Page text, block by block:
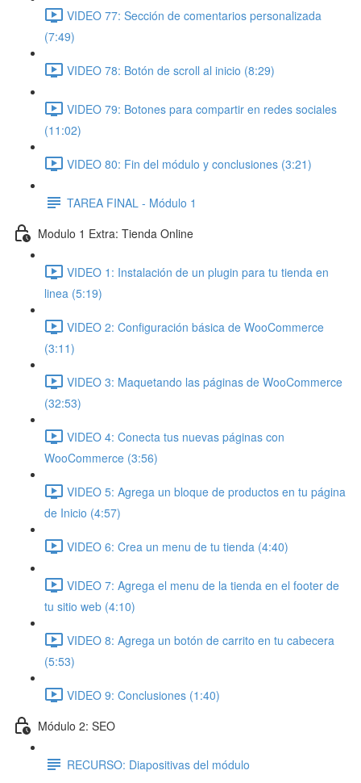
VIDEO 77: Sección de comentarios personalizada
(7:49)
VIDEO 78: Botón de scroll al inicio (8:29)
VIDEO 79: Botones para compartir en redes sociales
(11:02)
VIDEO 80: Fin del módulo y conclusiones (3:21)
TAREA FINAL - Módulo 1
Modulo 1 Extra: Tienda Online
VIDEO 1: Instalación de un plugin para tu tienda en
linea (5:19)
VIDEO 2: Configuración básica de WooCommerce
(3:11)
VIDEO 3: Maquetando las páginas de WooCommerce
(32:53)
VIDEO 4: Conecta tus nuevas páginas con
WooCommerce (3:56)
VIDEO 5: Agrega un bloque de productos en tu página
de Inicio (4:57)
VIDEO 6: Crea un menu de tu tienda (4:40)
VIDEO 7: Agrega el menu de la tienda en el footer de
tu sitio web (4:10)
VIDEO 8: Agrega un botón de carrito en tu cabecera
(5:53)
VIDEO 9: Conclusiones (1:40)
Módulo 2: SEO
RECURSO: Diapositivas del módulo